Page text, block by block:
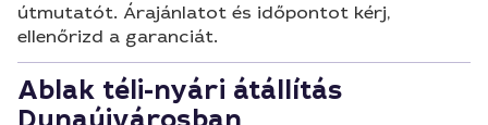
útmutatót. Árajánlatot és időpontot kérj,
ellenőrizd a garanciát.
Ablak téli-nyári átállítás